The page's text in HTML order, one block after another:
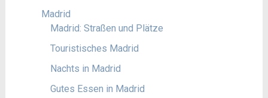
Madrid
Madrid: Straßen und Plätze
Touristisches Madrid
Nachts in Madrid
Gutes Essen in Madrid